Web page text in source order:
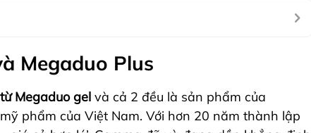
Megaduo Plus
Megaduo gel và cả 2 đều là sản phẩm của
phẩm của Việt Nam. Với hơn 20 năm thành lập